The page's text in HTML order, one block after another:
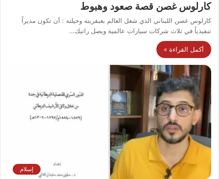
كارلوس غصن قصة صعود وهبوط
كارلوس غصن اللبناني الذي شغل العالم بعبقريته وحيلته : أن تكون مديراً
تنفيذياً في ثلاث شركات سيارات عالمية ويصل راتبك…
أكمل القراءة »
إسلام